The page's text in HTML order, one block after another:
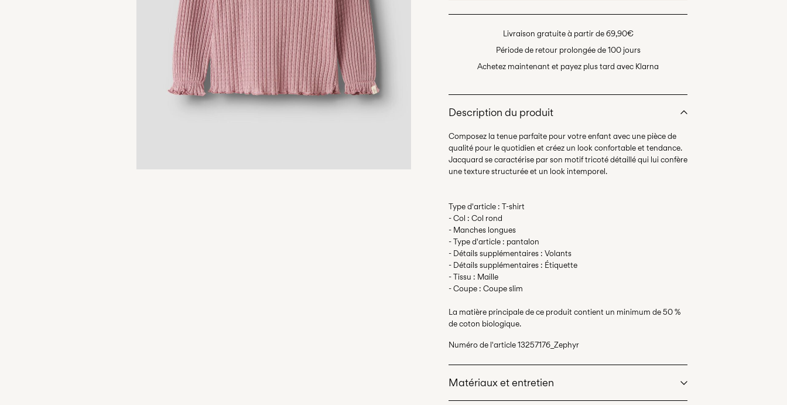
Livraison gratuite à partir de 69,90€
Période de retour prolongée de 100 jours
Achetez maintenant et payez plus tard avec Klarna
Description du produit
Composez la tenue parfaite pour votre enfant avec une pièce de
qualité pour le quotidien et créez un look confortable et tendance.
Jacquard se caractérise par son motif tricoté détaillé qui lui confère
Type d'article : T-shirt
- Col : Col rond
- Manches longues
- Type d'article : pantalon
- Détails supplémentaires : Volants
- Détails supplémentaires : Étiquette
- Tissu : Maille
- Coupe : Coupe slim
La matière principale de ce produit contient un minimum de 50 %
de coton biologique.
Numéro de l'article13257176_Zephyr
Matériaux et entretien